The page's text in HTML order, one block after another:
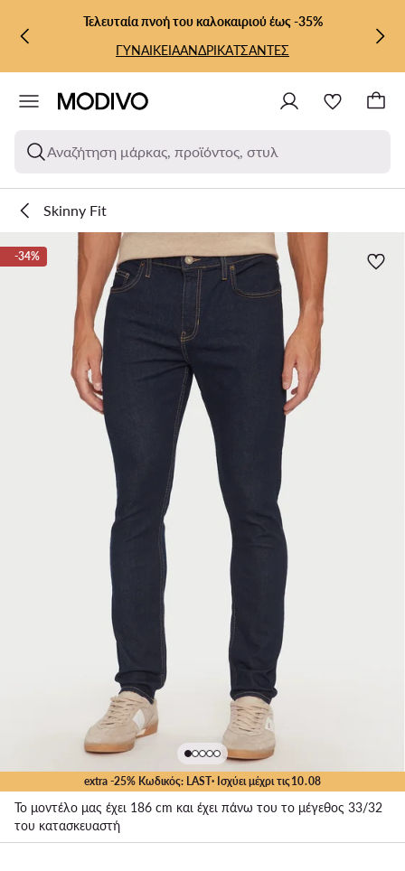
ΜΕΤΆΒΑΣΗ ΣΤΟ ΚΎΡΙΟ ΠΕΡΙΕΧΌΜΕΝΟ
ΜΕΤΆΒΑΣΗ ΣΤΗΝ ΑΝΑΖΉΤΗΣΗ
Τελευταία πνοή του καλοκαιριού έως -35%
ΓΥΝΑΙΚΕΙΑΑΝΔΡΙΚΑΤΣΑΝΤΕΣ
Αναζήτηση μάρκας, προϊόντος, στυλ
Skinny Fit
extra -25% Κωδικός: LAST· Ισχύει μέχρι τις10.08
-34%
Το μοντέλο μας έχει 186 cm και έχει πάνω του το μέγεθος 33/32
του κατασκευαστή